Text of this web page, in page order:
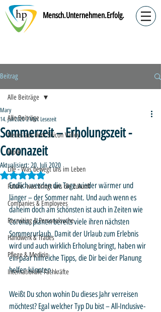
Mensch.Unternehmen.Erfolg.
Beitrag
Alle Beiträge
Neues aus dem Silicon Valley
Work
Life - Was bewegt uns im Leben
Future -was bringt uns die Zukunft
Companies & Employees
Recruiting & Personalsuche
Handwerk & Trades
Pflege & Medizin
Internationale Fachkräfte
Alle Beiträge
Sommerzeit – Erholungszeit -
Coronazeit
Mary
14. Juli 2020 2 Min. Lesezeit
Aktualisiert:20. Juli 2020
Mit NaN von 5 Sternen bewertet.
Endlich werden die Tage wieder wärmer und
länger – der Sommer naht. Und auch wenn es
daheim doch am schönsten ist auch in Zeiten wie
Corona, planen bereits viele ihren nächsten
Sommerurlaub. Damit der Urlaub zum Erlebnis
wird und auch wirklich Erholung bringt, haben wir
ein paar hilfreiche Tipps, die Dir bei der Planung
helfen könnten.
Weißt Du schon wohin Du dieses Jahr verreisen
möchtest? Egal welcher Typ Du bist – All-Inclusive-